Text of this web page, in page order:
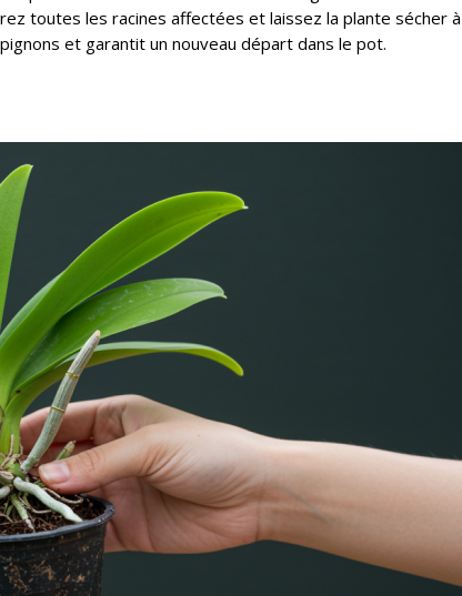
toutes les racines affectées et laissez la plante sécher à
et garantit un nouveau départ dans le pot.